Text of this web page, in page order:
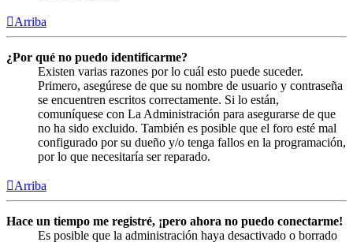
Arriba
¿Por qué no puedo identificarme?
Existen varias razones por lo cuál esto puede suceder.
Primero, asegúrese de que su nombre de usuario y contraseña
se encuentren escritos correctamente. Si lo están,
comuníquese con La Administración para asegurarse de que
no ha sido excluido. También es posible que el foro esté mal
configurado por su dueño y/o tenga fallos en la programación,
por lo que necesitaría ser reparado.
Arriba
Hace un tiempo me registré, ¡pero ahora no puedo conectarme!
Es posible que la administración haya desactivado o borrado